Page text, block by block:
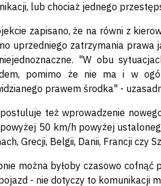
lub chociaż jednego
zapisano, że na równi z
uprzedniego zatrzymania prawa
"W obu
pomimo że nie ma i w
prawem środka" -
też wprowadzenie
50 km/h powyżej
Grecji, Belgii, Danii, Francji czy
można byłoby czasowo
- nie dotyczy to komunikacji